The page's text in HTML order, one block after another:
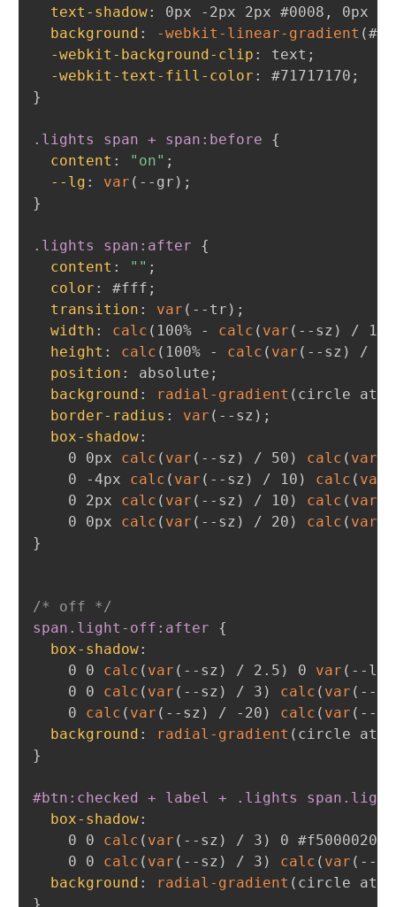
text-shadow: 0px -2px 2px #0008 ,
0px
background : -webkit-linear-gradient (
-webkit-background-clip : text ;
-webkit-text-fill-color : #71717170 ;
}
.lights span + span:before
{
content : "on" ;
--lg : var ( --gr ) ;
}
.lights span:after
{
content : "" ;
color : #fff ;
transition : var ( --tr ) ;
width : calc ( 100% - calc ( var ( --sz ) / 15
height : calc ( 100% - calc ( var ( --sz ) / 15
position : absolute ;
background : radial-gradient ( circle at
border-radius : var ( --sz ) ;
box-shadow:
    0 0px
calc ( var ( --sz ) / 50 ) calc ( var
    0 -4px
calc ( var ( --sz ) / 10 ) calc ( var
    0 2px
calc ( var ( --sz ) / 10 ) calc ( var
    0 0px
calc ( var ( --sz ) / 20 ) calc ( var
}
/* off */
span.light-off:after
{
box-shadow:
    0 0
calc ( var ( --sz ) / 2.5 ) 0 var ( --lg
    0 0
calc ( var ( --sz ) / 3 ) calc ( var ( --sz
    0
calc ( var ( --sz ) / -20 ) calc ( var ( --sz
background : radial-gradient ( circle at
}
#btn:checked + label + .lights
box-shadow:
    0 0
calc ( var ( --sz ) / 3 ) 0 #f5000020
    0 0
calc ( var ( --sz ) / 3 ) calc ( var ( --sz
background : radial-gradient ( circle at